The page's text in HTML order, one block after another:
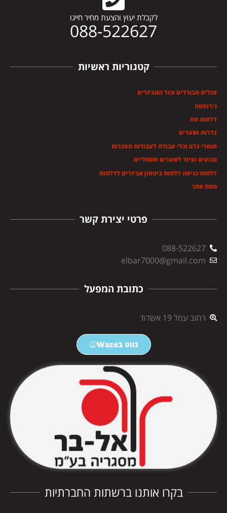
לקבלת יעוץ והצעת מחיר חייגו
088-522627
בקרו אותנו ברשתות החברתיות
פרטי יצירת קשר
088-522627
elbar7000@gmail.com
כתובת המפעל
רחוב עמל 19 אשדוד
נווט בWaze
קטגוריות ראשיות
פנלים מבודדים וכול האביזרים
נירוסטה
דלתות פח
גדרות ושערים
חומרי גלם וכלי עבודה לעבודות מסגרות
מנועים וציוד לשערים חשמליים
דלתות כניסה דלתות ביטחון אביזרים לדלתות
מפת אתר